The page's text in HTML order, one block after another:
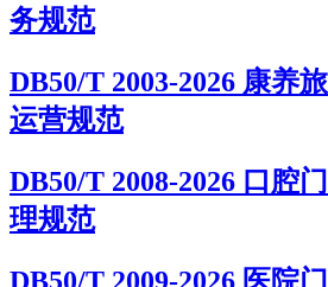
务规范
DB50/T 2003-2026 康养
运营规范
DB50/T 2008-2026 口腔
理规范